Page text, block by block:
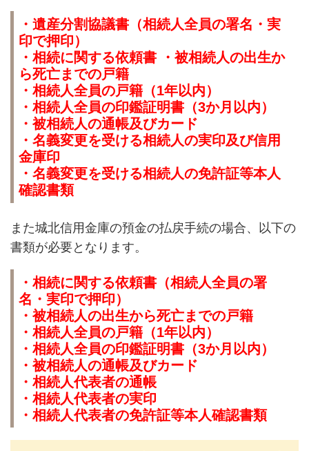
・遺産分割協議書（相続人全員の署名・実
印で押印）
・相続に関する依頼書 ・被相続人の出生か
ら死亡までの戸籍
・相続人全員の戸籍（1年以内）
・相続人全員の印鑑証明書（3か月以内）
・被相続人の通帳及びカード
・名義変更を受ける相続人の実印及び信用
金庫印
・名義変更を受ける相続人の免許証等本人
確認書類
また城北信用金庫の預金の払戻手続の場合、以下の
書類が必要となります。
・相続に関する依頼書（相続人全員の署
名・実印で押印）
・被相続人の出生から死亡までの戸籍
・相続人全員の戸籍（1年以内）
・相続人全員の印鑑証明書（3か月以内）
・被相続人の通帳及びカード
・相続人代表者の通帳
・相続人代表者の実印
・相続人代表者の免許証等本人確認書類